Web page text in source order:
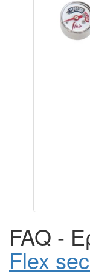
FAQ -
Flex